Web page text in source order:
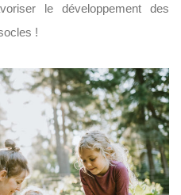
le développement des
!